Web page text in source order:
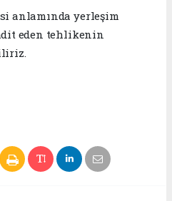
anlamında yerleşim
eden tehlikenin